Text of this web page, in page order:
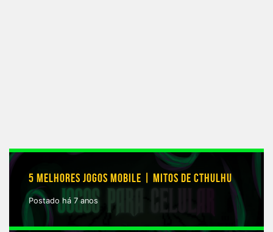
5 MELHORES JOGOS MOBILE | MITOS DE CTHULHU
Postado há 7 anos